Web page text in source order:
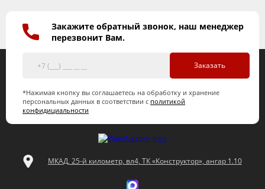
Закажите обратный звонок, наш менеджер
перезвонит Вам.
Заказать
*Нажимая кнопку вы соглашаетесь на обработку и хранение
персональных данных в соответствии с политикой
конфидициальности
МКАД, 25-й километр, вл4, ТК «Конструктор», ангар 1.10